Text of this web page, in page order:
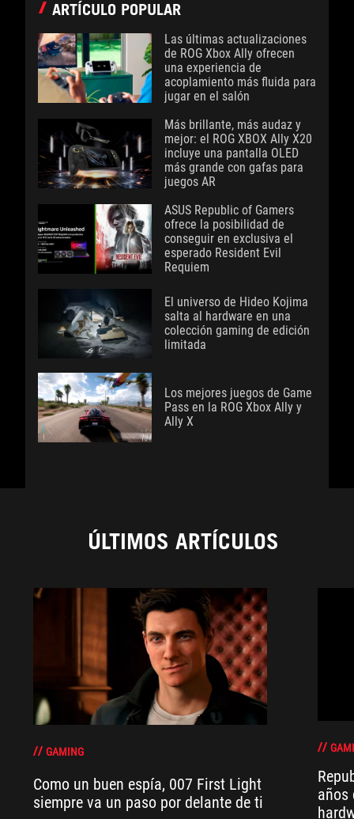
ARTÍCULO POPULAR
Las últimas actualizaciones
de ROG Xbox Ally ofrecen
una experiencia de
acoplamiento más fluida para
jugar en el salón
Más brillante, más audaz y
mejor: el ROG XBOX Ally X20
incluye una pantalla OLED
más grande con gafas para
juegos AR
ASUS Republic of Gamers
ofrece la posibilidad de
conseguir en exclusiva el
esperado Resident Evil
Requiem
El universo de Hideo Kojima
salta al hardware en una
colección gaming de edición
limitada
Los mejores juegos de Game
Pass en la ROG Xbox Ally y
Ally X
ÚLTIMOS ARTÍCULOS
GAMING
Como un buen espía, 007 First Light
siempre va un paso por delante de ti
años